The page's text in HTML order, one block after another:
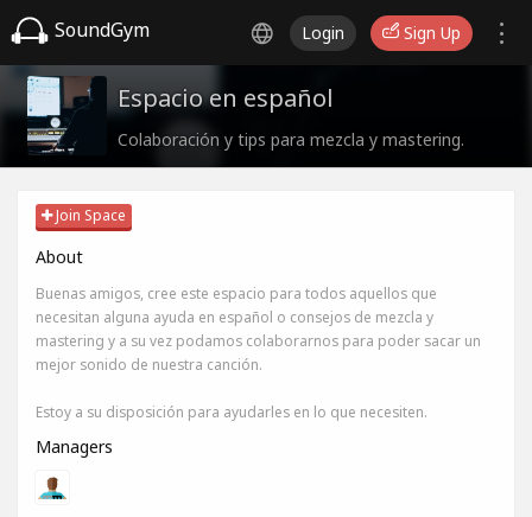
SoundGym Login Sign Up
Espacio en español
Colaboración y tips para mezcla y mastering.
Join Space
About
Buenas amigos, cree este espacio para todos aquellos que
necesitan alguna ayuda en español o consejos de mezcla y
mastering y a su vez podamos colaborarnos para poder sacar un
mejor sonido de nuestra canción.
Estoy a su disposición para ayudarles en lo que necesiten.
Managers